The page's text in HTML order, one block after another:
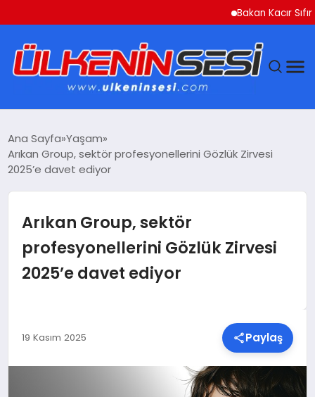
Bakan Kacır Sıfır
EKONOMI
SAĞLIK
Ana Sayfa Yaşam
Arıkan Group, sektör profesyonellerini Gözlük Zirvesi
2025’e davet ediyor
Arıkan Group, sektör
profesyonellerini Gözlük Zirvesi
2025’e davet ediyor
19 Kasım 2025 Paylaş